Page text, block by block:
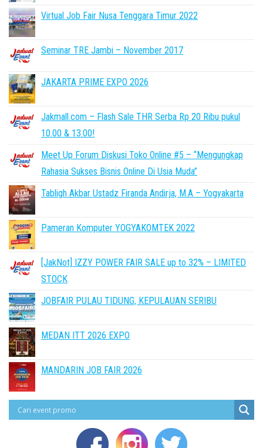
Virtual Job Fair Nusa Tenggara Timur 2022
Seminar TRE Jambi – November 2017
JAKARTA PRIME EXPO 2026
Jakmall.com – Flash Sale THR Serba Rp 20 Ribu pukul
10.00 & 13.00!
Meet Up Forum Diskusi Toko Online #5 – “Mengungkap
Rahasia Sukses Bisnis Online Di Usia Muda”
Tabligh Akbar Ustadz Firanda Andirja, M.A – Yogyakarta
Pameran Komputer YOGYAKOMTEK 2022
[JakNot] IZZY POWER FAIR SALE up to 32% – LIMITED
STOCK
JOBFAIR PULAU TIDUNG, KEPULAUAN SERIBU
MEDAN ITT 2026 EXPO
MANDARIN JOB FAIR 2026